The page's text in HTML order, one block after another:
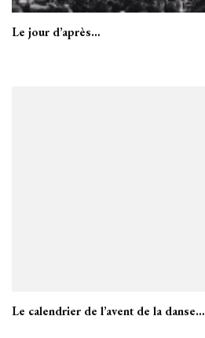
Le jour d’après…
Le calendrier de l’avent de la danse…